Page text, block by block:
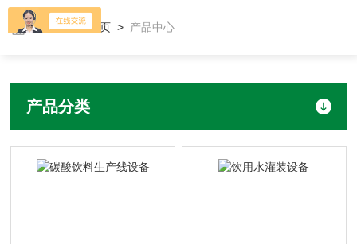
当前位置：首页 > 产品中心
产品分类